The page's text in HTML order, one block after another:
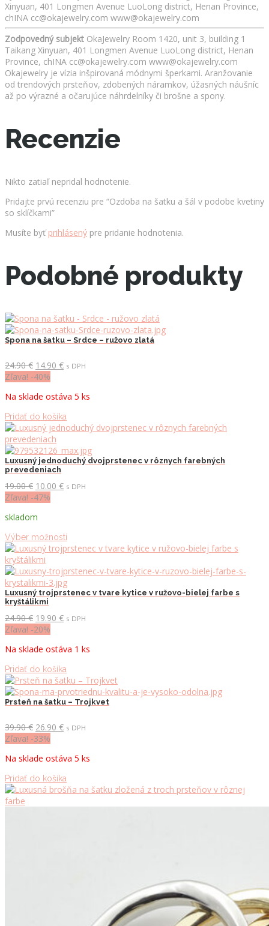
Xinyuan, 401 Longmen Avenue LuoLong district, Henan Province,
chINA cc@okajewelry.com www@okajewelry.com
Zodpovedný subjekt OkaJewelry Room 1420, unit 3, building 1
Taikang Xinyuan, 401 Longmen Avenue LuoLong district, Henan
Province, chINA cc@okajewelry.com www@okajewelry.com
Okajewelry je vízia inšpirovaná módnymi šperkami. Aranžovanie
od trendových prsteňov, zdobených náramkov, úžasných náušníc
až po výrazné a očarujúce náhrdelníky či brošne a spony.
Recenzie
Nikto zatiaľ nepridal hodnotenie.
Pridajte prvú recenziu pre “Ozdoba na šatku a šál v podobe kvetiny
so sklíčkami”
Musíte byť prihlásený pre pridanie hodnotenia.
Podobné produkty
Spona na šatku – Srdce – ružovo zlatá
24.90€ Pôvodná
cena
24.90 €.
14.90 €Aktuálna
14.90 €.
s DPH
Zľava! -40%
Na sklade ostáva 5 ks
Pridať do košíka
Luxusný jednoduchý dvojprstenec v rôznych farebných
prevedeniach
19.00€ Pôvodná
cena
19.00 €.
10.00 €Aktuálna
s DPH
Zľava! -47%
skladom
Výber možnostíTento
produkt
viacero
variantov.
Možnosti
môžete
stránke
Luxusný trojprstenec v tvare kytice v ružovo-bielej farbe s
kryštálikmi
24.90€ Pôvodná
cena
24.90 €.
19.90 €Aktuálna
19.90 €.
s DPH
Zľava! -20%
Na sklade ostáva 1 ks
Pridať do košíka
Prsteň na šatku – Trojkvet
39.90€ Pôvodná
cena
39.90 €.
26.90 €Aktuálna
26.90 €.
s DPH
Zľava! -33%
Na sklade ostáva 5 ks
Pridať do košíka